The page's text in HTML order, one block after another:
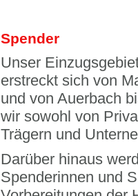
Spender
Unser
erstreckt sich von
und von Auerbach
wir sowohl von
Trägern und
Darüber hinaus
Spenderinnen und